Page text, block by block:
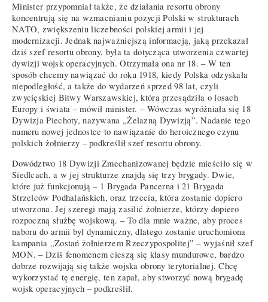
Minister przypomniał także, że działania resortu obrony
koncentrują się na wzmacnianiu pozycji Polski w strukturach
NATO, zwiększeniu liczebności polskiej armii i jej
modernizacji. Jednak najważniejszą informacją, jaką przekazał
dziś szef resortu obrony, była ta dotycząca utworzenia czwartej
dywizji wojsk operacyjnych. Otrzymała ona nr 18. – W ten
sposób chcemy nawiązać do roku 1918, kiedy Polska odzyskała
niepodległość, a także do wydarzeń sprzed 98 lat, czyli
zwycięskiej Bitwy Warszawskiej, która przesądziła o losach
Europy i świata – mówił minister. – Wówczas wyróżniała się 18
Dywizja Piechoty, nazywana „Żelazną Dywizją”. Nadanie tego
numeru nowej jednostce to nawiązanie do heroicznego czynu
polskich żołnierzy – podkreślił szef resortu obrony.
Dowództwo 18 Dywizji Zmechanizowanej będzie mieściło się w
Siedlcach, a w jej strukturze znajdą się trzy brygady. Dwie,
które już funkcjonują – 1 Brygada Pancerna i 21 Brygada
Strzelców Podhalańskich, oraz trzecia, która zostanie dopiero
utworzona. Jej szeregi mają zasilić żołnierze, którzy dopiero
rozpoczną służbę wojskową. – To dla mnie ważne, aby proces
naboru do armii był dynamiczny, dlatego zostanie uruchomiona
kampania „Zostań żołnierzem Rzeczypospolitej” – wyjaśnił szef
MON. – Dziś fenomenem cieszą się klasy mundurowe, bardzo
dobrze rozwijają się także wojska obrony terytorialnej. Chcę
wykorzystać tę energię, ten zapał, aby stworzyć nową brygadę
wojsk operacyjnych – podkreślił.